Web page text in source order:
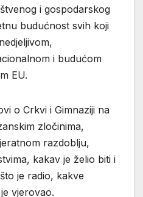
i gospodarskog
budućnost svih koji
i budućom
EU.
o Crkvi i Gimnaziji na
zločinima,
razdoblju,
kakav je želio biti i
je radio, kakve
vjerovao.